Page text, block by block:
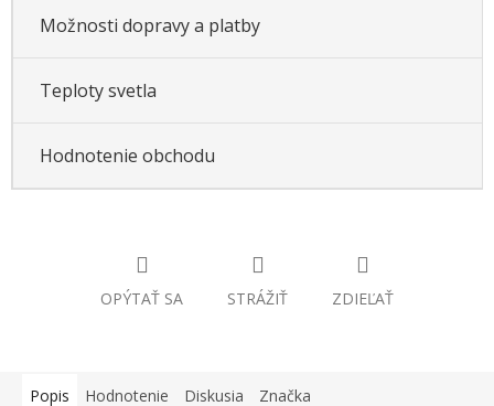
Možnosti dopravy a platby
Teploty svetla
Hodnotenie obchodu
OPÝTAŤ SA STRÁŽIŤ ZDIEĽAŤ
Popis Hodnotenie Diskusia Značka